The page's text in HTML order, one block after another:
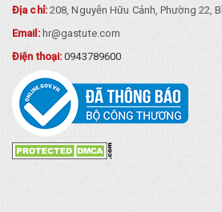
Địa chỉ:208, Nguyễn Hữu Cảnh, Phường 22,
Email:hr@gastute.com
Điện thoại:0943789600